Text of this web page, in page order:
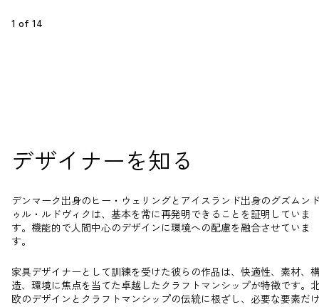
1 of 14
デザイナーを知る
デンマーク出身のヒー・ウェリングとアイスランド出身のグズムン
ゥル・ルドヴィクは、基本を常に再発明できることを証明していま
す。機能的で人間中心のデザインに環境への配慮を融合させていま
す。
家具デザイナーとして訓練を受けた彼らの作品は、快適性、素材、
造、環境に焦点を当てた卓越したクラフトマンシップが特徴です。
欧のデザインとクラフトマンシップの伝統に根ざし、必要な要素だ